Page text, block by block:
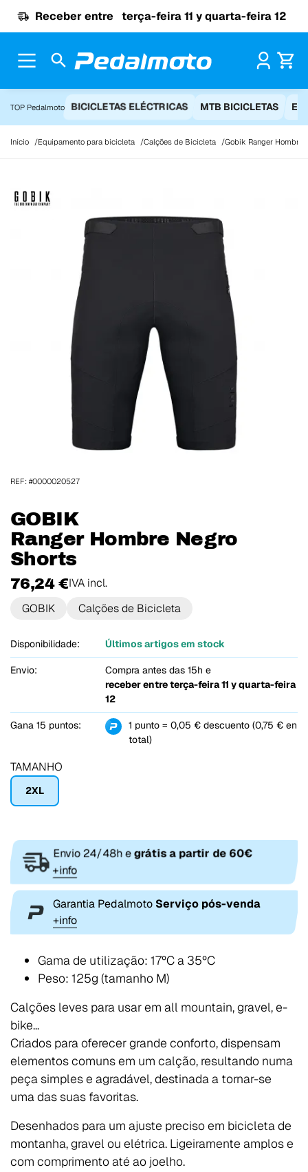
Receber entre terça-feira 11 y quarta-feira 12
TOP Pedalmoto BICICLETAS ELÉCTRICAS MTB BICICLETAS
Início Equipamento para bicicleta Calções de Bicicleta Gobik Ranger Hombre
GOBIK
Ranger Hombre Negro
Shorts
76,24 €IVA incl.
GOBIK
Calções de Bicicleta
Disponibilidade: Últimos artigos em stock
Envio:
Compra antes das 15h e
receber entreterça-feira 11 y quarta-feira
12
Gana 15 puntos:
1 punto = 0,05 € descuento (0,75 € en
total)
TAMANHO
2XL
REF: #0000020527
Envio 24/48h egrátis a partir de 60€
+info
Garantia Pedalmoto Serviço pós-venda
+info
Gama de utilização: 17ºC a 35ºC
Peso: 125g (tamanho M)
Calções leves para usar em all mountain, gravel, e-
bike...
Criados para oferecer grande conforto, dispensam
elementos comuns em um calção, resultando numa
peça simples e agradável, destinada a tornar-se
uma das suas favoritas.
Desenhados para um ajuste preciso em bicicleta de
montanha, gravel ou elétrica. Ligeiramente amplos e
com comprimento até ao joelho.